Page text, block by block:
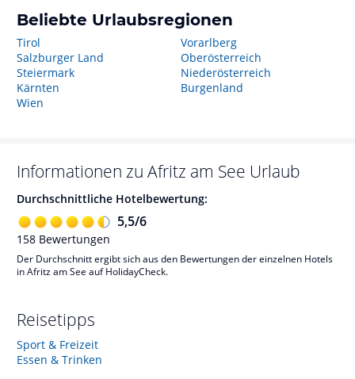
Beliebte Urlaubsregionen
Tirol
Salzburger Land
Steiermark
Kärnten
Wien
Vorarlberg
Oberösterreich
Niederösterreich
Burgenland
Informationen zu Afritz am See Urlaub
Durchschnittliche Hotelbewertung:
5,5/6
158 Bewertungen
Der Durchschnitt ergibt sich aus den Bewertungen der einzelnen Hotels
in Afritz am See auf HolidayCheck.
Reisetipps
Sport & Freizeit
Essen & Trinken